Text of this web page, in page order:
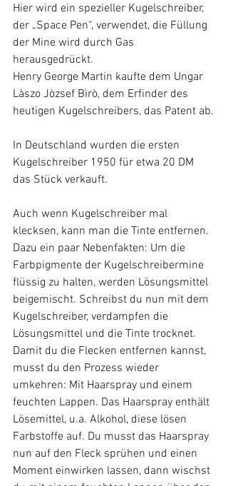
Hier wird ein spezieller Kugelschreiber,
der „Space Pen“, verwendet, die Füllung
der Mine wird durch Gas
herausgedrückt.
Henry George Martin kaufte dem Ungar
Làszo Jòzsef Bìrò, dem Erfinder des
heutigen Kugelschreibers, das Patent ab.
In Deutschland wurden die ersten
Kugelschreiber 1950 für etwa 20 DM
das Stück verkauft.
Auch wenn Kugelschreiber mal
klecksen, kann man die Tinte entfernen.
Dazu ein paar Nebenfakten: Um die
Farbpigmente der Kugelschreibermine
flüssig zu halten, werden Lösungsmittel
beigemischt. Schreibst du nun mit dem
Kugelschreiber, verdampfen die
Lösungsmittel und die Tinte trocknet.
Damit du die Flecken entfernen kannst,
musst du den Prozess wieder
umkehren: Mit Haarspray und einem
feuchten Lappen. Das Haarspray enthält
Lösemittel, u.a. Alkohol, diese lösen
Farbstoffe auf. Du musst das Haarspray
nun auf den Fleck sprühen und einen
Moment einwirken lassen, dann wischst